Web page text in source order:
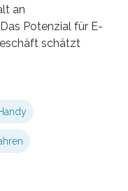
an
Potenzial für E-
schätzt